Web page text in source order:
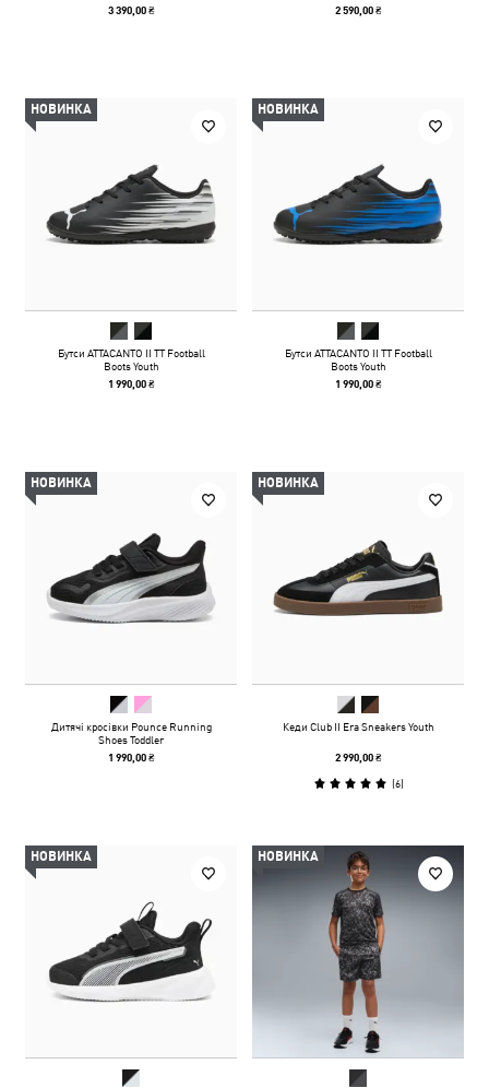
3 390,00 ₴ 2 590,00 ₴
НОВИНКА
Бутси ATTACANTO II TT Football
Boots Youth
1 990,00 ₴
НОВИНКА
Бутси ATTACANTO II TT Football
Boots Youth
1 990,00 ₴
НОВИНКА
Дитячі кросівки Pounce Running
Shoes Toddler
1 990,00 ₴
НОВИНКА
Кеди Club II Era Sneakers Youth
2 990,00 ₴
(6)
НОВИНКА НОВИНКА